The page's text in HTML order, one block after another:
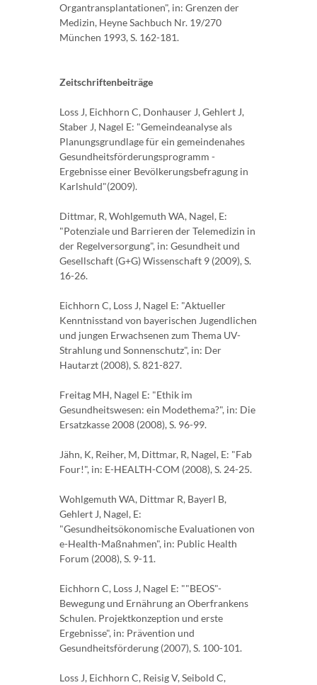
Organtransplantationen", in: Grenzen der
Medizin, Heyne Sachbuch Nr. 19/270
München 1993, S. 162-181.
Zeitschriftenbeiträge
Loss J, Eichhorn C, Donhauser J, Gehlert J,
Staber J, Nagel E: "Gemeindeanalyse als
Planungsgrundlage für ein gemeindenahes
Gesundheitsförderungsprogramm -
Ergebnisse einer Bevölkerungsbefragung in
Karlshuld"(2009).
Dittmar, R, Wohlgemuth WA, Nagel, E:
"Potenziale und Barrieren der Telemedizin in
der Regelversorgung", in: Gesundheit und
Gesellschaft (G+G) Wissenschaft 9 (2009), S.
16-26.
Eichhorn C, Loss J, Nagel E: "Aktueller
Kenntnisstand von bayerischen Jugendlichen
und jungen Erwachsenen zum Thema UV-
Strahlung und Sonnenschutz", in: Der
Hautarzt (2008), S. 821-827.
Freitag MH, Nagel E: "Ethik im
Gesundheitswesen: ein Modethema?", in: Die
Ersatzkasse 2008 (2008), S. 96-99.
Jähn, K, Reiher, M, Dittmar, R, Nagel, E: "Fab
Four!", in: E-HEALTH-COM (2008), S. 24-25.
Wohlgemuth WA, Dittmar R, Bayerl B,
Gehlert J, Nagel, E:
"Gesundheitsökonomische Evaluationen von
e-Health-Maßnahmen", in: Public Health
Forum (2008), S. 9-11.
Eichhorn C, Loss J, Nagel E: ""BEOS"-
Bewegung und Ernährung an Oberfrankens
Schulen. Projektkonzeption und erste
Ergebnisse", in: Prävention und
Gesundheitsförderung (2007), S. 100-101.
Loss J, Eichhorn C, Reisig V, Seibold C,